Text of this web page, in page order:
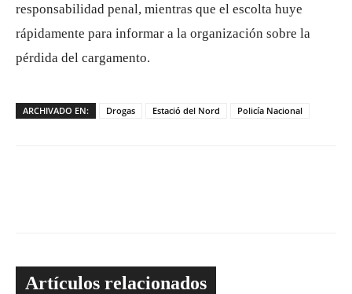
responsabilidad penal, mientras que el escolta huye
rápidamente para informar a la organización sobre la
pérdida del cargamento.
ARCHIVADO EN: Drogas Estació del Nord Policía Nacional
Artículos relacionados